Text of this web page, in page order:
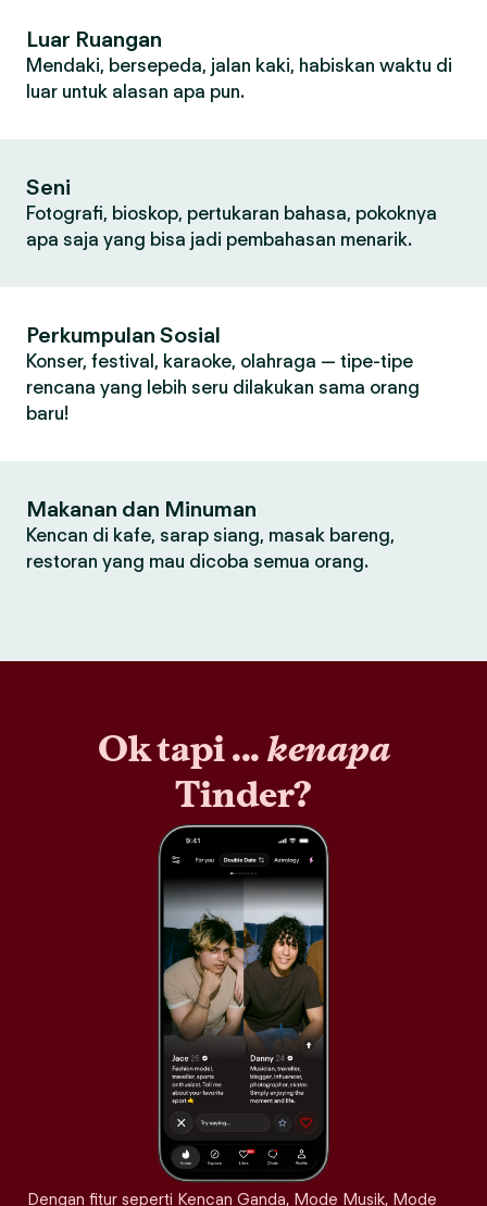
Luar Ruangan
Mendaki, bersepeda, jalan kaki, habiskan waktu di
luar untuk alasan apa pun.
Seni
Fotografi, bioskop, pertukaran bahasa, pokoknya
apa saja yang bisa jadi pembahasan menarik.
Perkumpulan Sosial
Konser, festival, karaoke, olahraga — tipe-tipe
rencana yang lebih seru dilakukan sama orang
baru!
Makanan dan Minuman
Kencan di kafe, sarap siang, masak bareng,
restoran yang mau dicoba semua orang.
Ok tapi ...kenapa
Tinder?
Dengan fitur seperti Kencan Ganda, Mode Musik, Mode